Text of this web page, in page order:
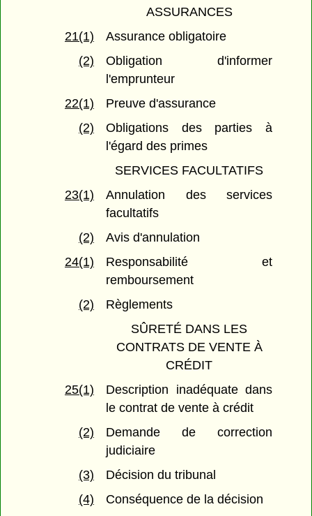
ASSURANCES
21(1)
Assurance obligatoire
(2)
Obligation d'informer
l'emprunteur
22(1)
Preuve d'assurance
(2)
Obligations des parties à
l'égard des primes
SERVICES FACULTATIFS
23(1)
Annulation des services
facultatifs
(2)
Avis d'annulation
24(1)
Responsabilité et
remboursement
(2)
Règlements
SÛRETÉ DANS LES
CONTRATS DE VENTE À
CRÉDIT
25(1)
Description inadéquate dans
le contrat de vente à crédit
(2)
Demande de correction
judiciaire
(3)
Décision du tribunal
(4)
Conséquence de la décision